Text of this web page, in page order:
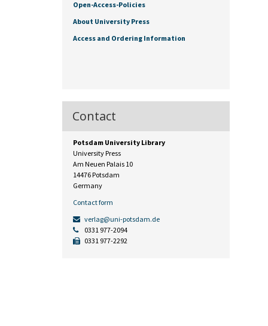
Open-Access-Policies
About University Press
Access and Ordering Information
Contact
Potsdam University Library
University Press
Am Neuen Palais 10
14476 Potsdam
Germany
Contact form
verlag@uni-potsdam.de
0331 977-2094
0331 977-2292